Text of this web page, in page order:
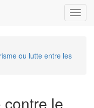
ou lutte entre les
le